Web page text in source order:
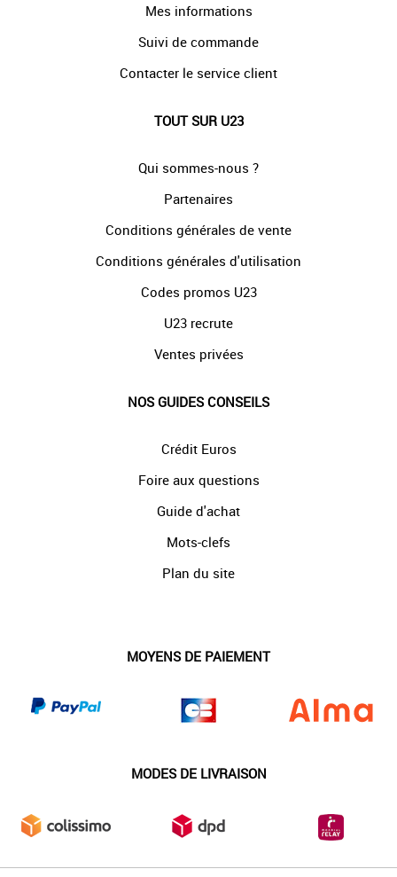
Mes informations
Suivi de commande
Contacter le service client
TOUT SUR U23
Qui sommes-nous ?
Partenaires
Conditions générales de vente
Conditions générales d'utilisation
Codes promos U23
U23 recrute
Ventes privées
NOS GUIDES CONSEILS
Crédit Euros
Foire aux questions
Guide d'achat
Mots-clefs
Plan du site
MOYENS DE PAIEMENT
MODES DE LIVRAISON